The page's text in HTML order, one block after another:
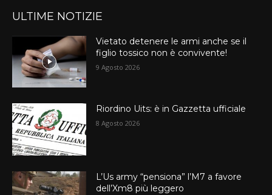
ULTIME NOTIZIE
Vietato detenere le armi anche se il
figlio tossico non è convivente!
9 Agosto 2026
Riordino Uits: è in Gazzetta ufficiale
8 Agosto 2026
L’Us army “pensiona” l’M7 a favore
dell’Xm8 più leggero